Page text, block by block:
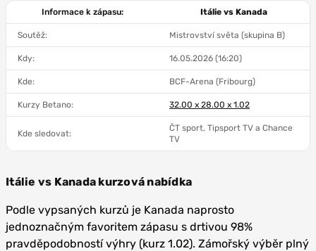
Informace k zápasu: Itálie vs Kanada
Soutěž: Mistrovství světa (skupina B)
Kdy: 16.05.2026 (16:20)
Kde: BCF-Arena (Fribourg)
Kurzy Betano: 32.00 x 28.00 x 1.02
Kde sledovat:
ČT sport, Tipsport TV a Chance
TV
Itálie vs Kanada kurzová nabídka
Podle vypsaných kurzů je Kanada naprosto
jednoznačným favoritem zápasu s drtivou 98%
pravděpodobností výhry (kurz 1.02). Zámořský výběr plný